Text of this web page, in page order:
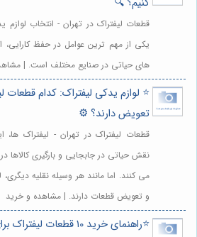
قطعات لیفتراک در تهران - انتخاب لوازم
یکی از مهم ترین عوامل در حفظ کارایی،
های حیاتی در صنایع مختلف است. |
⭐️ لوازم یدکی لیفتراک: کدام قطعات
تعویض دارند؟ ⚙️
قطعات لیفتراک در تهران - لیفتراک
نقش حیاتی در جابجایی و بارگیری کالاها در
می کنند. اما مانند هر وسیله نقلیه دیگری،
و تعویض قطعات دارند. | مشاهده و خرید
⭐️راهنمای خرید 10 قطعات لیفتراک برای افزایش بهره‌وری ⚙️